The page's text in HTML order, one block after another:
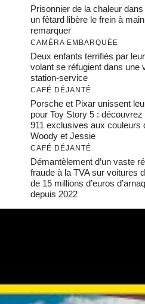
Prisonnier de la chaleur
un fêtard libère le frein à
remarquer
CAMÉRA EMBARQUÉE
Deux enfants terrifiés par
volant se réfugient dans une
station-service
CAFÉ DÉJANTÉ
Porsche et Pixar unissent
pour Toy Story 5 :
911 exclusives aux couleurs
Woody et Jessie
CAFÉ DÉJANTÉ
Démantèlement d’un vaste
fraude à la TVA sur voitures
de 15 millions d’euros
depuis 2022